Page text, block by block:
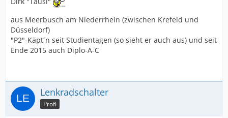
aus Meerbusch am Niederrhein (zwischen Krefeld und
Düsseldorf)
"P2"-Käpt´n seit Studientagen (so sieht er auch aus) und seit
Ende 2015 auch Diplo-A-C
Lenkradschalter
Profi